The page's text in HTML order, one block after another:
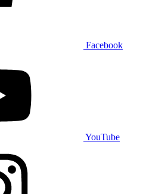
Facebook
YouTube